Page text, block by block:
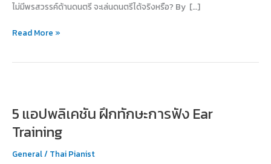
ไม่มีพรสวรรค์ด้านดนตรี จะเล่นดนตรีได้จริงหรือ? By […]
ได้
หรือ?
Read More »
5 แอปพลิเคชัน ฝึกทักษะการฟัง Ear
Training
General/ Thai Pianist
ฝึก
ทักษะ
การ
ฟัง